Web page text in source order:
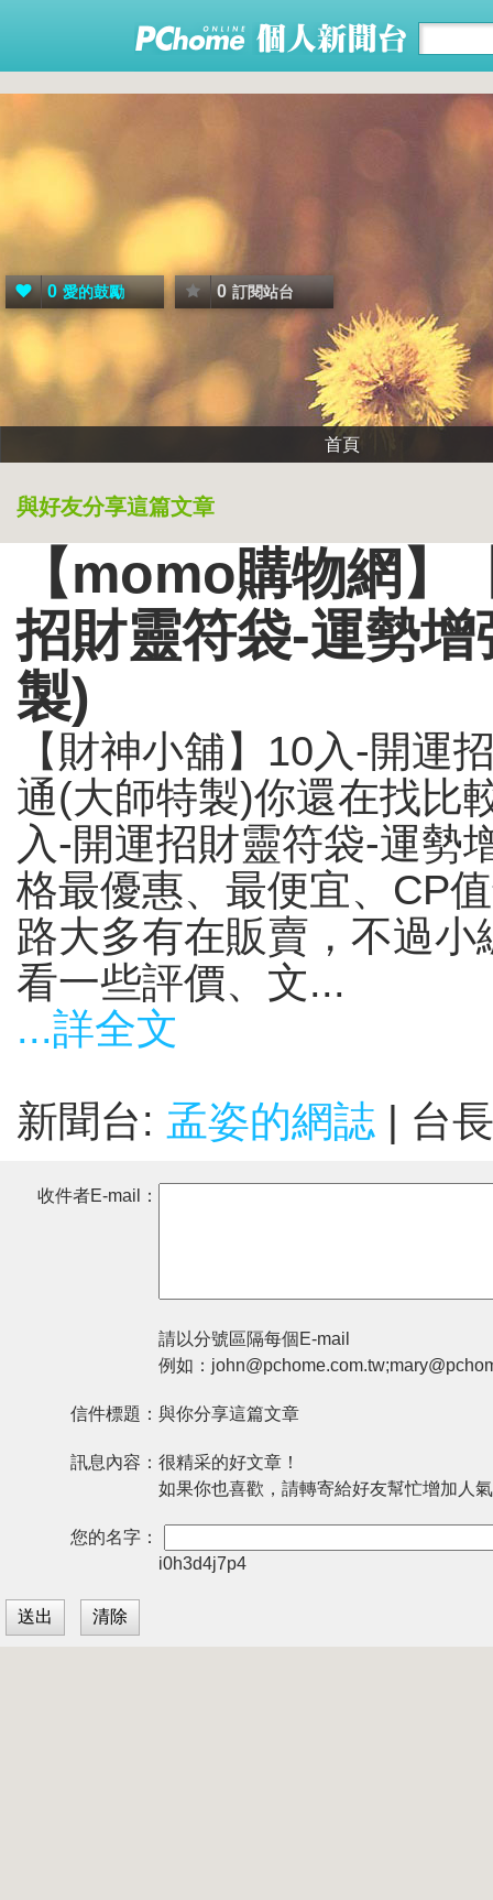
0 愛的鼓勵 0 訂閱站台
首頁
與好友分享這篇文章
【momo購物網】
招財靈符袋-運勢
製)
【財神小舖】10入-開運
通(大師特製)你還在找比
入-開運招財靈符袋-運勢
格最優惠、最便宜、CP
路大多有在販賣，不過
看一些評價、文...
...詳全文
新聞台: 孟姿的網誌 | 台
收件者E-mail：
請以分號區隔每個E-mail
例如：
信件標題： 與你分享這篇文章
訊息內容： 很精采的好文章！
如果你也喜歡，請轉寄給好友幫忙增加人
您的名字：
i0h3d4j7p4